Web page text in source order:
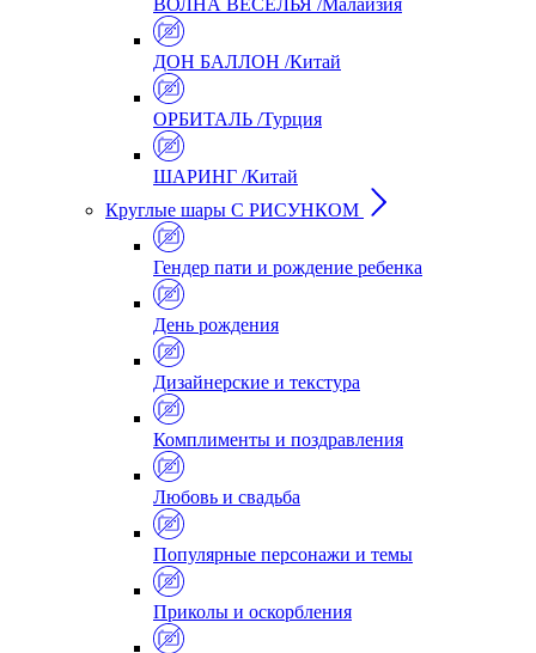
ВОЛНА ВЕСЕЛЬЯ /Малайзия
ДОН БАЛЛОН /Китай
ОРБИТАЛЬ /Турция
ШАРИНГ /Китай
Круглые шары С РИСУНКОМ
Гендер пати и рождение ребенка
День рождения
Дизайнерские и текстура
Комплименты и поздравления
Любовь и свадьба
Популярные персонажи и темы
Приколы и оскорбления